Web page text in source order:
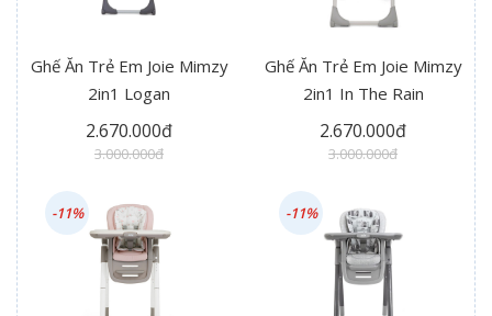
Ghế Ăn Trẻ Em Joie Mimzy
2in1 Logan
2.670.000đ
3.000.000đ
Ghế Ăn Trẻ Em Joie Mimzy
2in1 In The Rain
2.670.000đ
3.000.000đ
-11% -11%